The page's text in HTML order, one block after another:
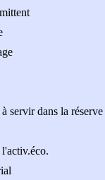
servir dans la réserve